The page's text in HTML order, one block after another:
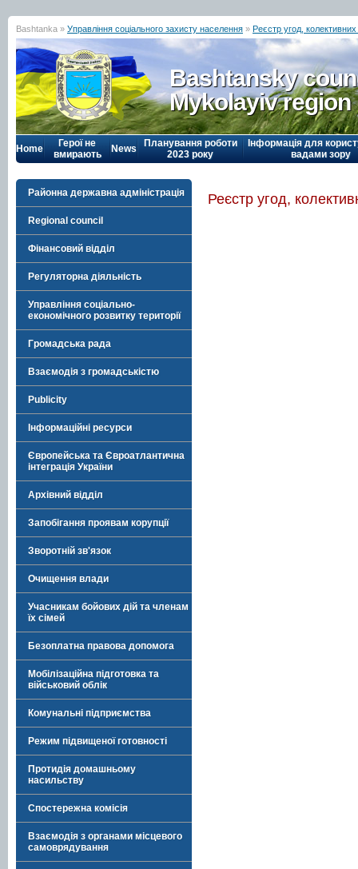
Bashtanka » Управління соціального захисту населення » Реєстр угод,
Bashtansky
Mykolayiv region
Home
Герої не
вмирають
News
Планування роботи
2023 року
Інформація для
вадами зору
Районна державна адміністрація
Regional council
Фінансовий відділ
Регуляторна діяльність
Управління соціально-
економічного розвитку території
Громадська рада
Взаємодія з громадськістю
Publicity
Інформаційні ресурси
Європейська та Євроатлантична
інтеграція України
Архівний відділ
Запобігання проявам корупції
Зворотній зв'язок
Очищення влади
Учасникам бойових дій та членам
їх сімей
Безоплатна правова допомога
Мобілізаційна підготовка та
військовий облік
Комунальні підприємства
Режим підвищеної готовності
Протидія домашньому
насильству
Спостережна комісія
Взаємодія з органами місцевого
самоврядування
Реєстр угод,